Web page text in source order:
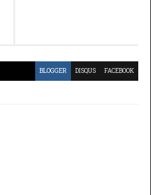
BLOGGER DISQUS FACEBOOK